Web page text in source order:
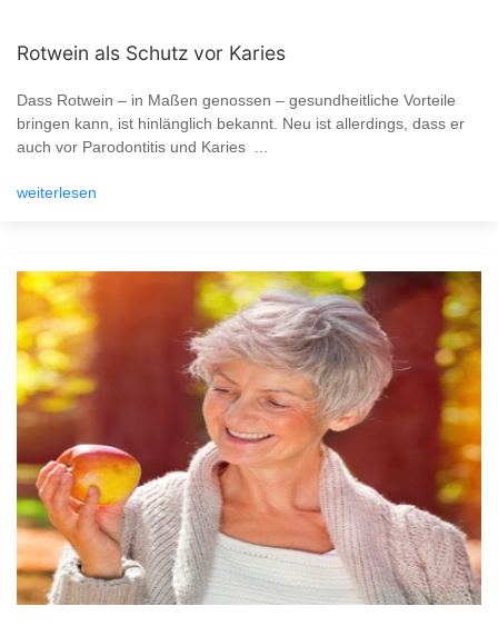
Rotwein als Schutz vor Karies
Dass Rotwein – in Maßen genossen – gesundheitliche Vorteile
bringen kann, ist hinlänglich bekannt. Neu ist allerdings, dass er
auch vor Parodontitis und Karies ...
weiterlesen